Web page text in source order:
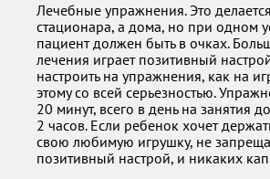
Лечебные упражнения. Это
стационара, а дома, но при одном
пациент должен быть в очках.
лечения играет позитивный
настроить на упражнения, как на
этому со всей серьезностью.
20 минут, всего в день на занятия
2 часов. Если ребенок хочет
свою любимую игрушку, не
позитивный настрой, и никаких